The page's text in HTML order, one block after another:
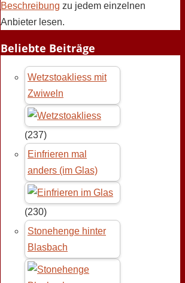
Beschreibung zu jedem einzelnen
Anbieter lesen.
Beliebte Beiträge
Wetzstoakliess mit
Zwiweln
(237)
Einfrieren mal
anders (im Glas)
(230)
Stonehenge hinter
Blasbach